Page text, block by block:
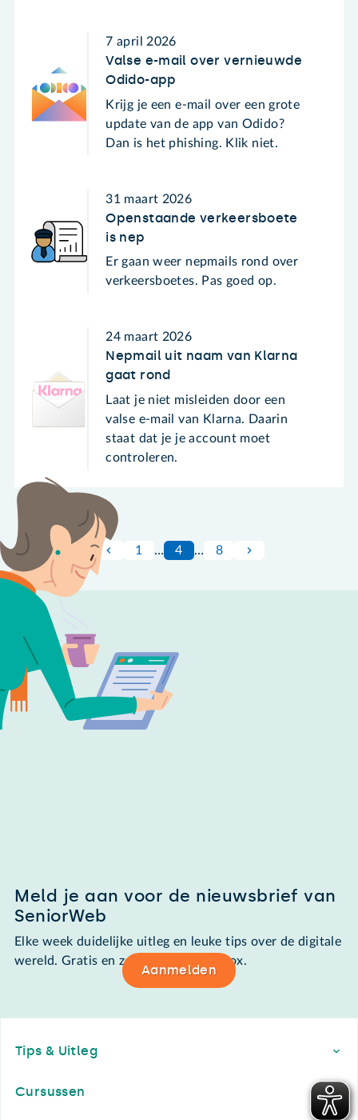
7 april 2026
Valse e-mail over vernieuwde
Odido-app
Krijg je een e-mail over een grote
update van de app van Odido?
Dan is het phishing. Klik niet.
31 maart 2026
Openstaande verkeersboete
is nep
Er gaan weer nepmails rond over
verkeersboetes. Pas goed op.
24 maart 2026
Nepmail uit naam van Klarna
gaat rond
Laat je niet misleiden door een
valse e-mail van Klarna. Daarin
staat dat je je account moet
controleren.
1 … 4 … 8
Meld je aan voor de nieuwsbrief van
SeniorWeb
Elke week duidelijke uitleg en leuke tips over de digitale
wereld. Gratis en zomaar in de mailbox.
Aanmelden
Tips & Uitleg
Cursussen